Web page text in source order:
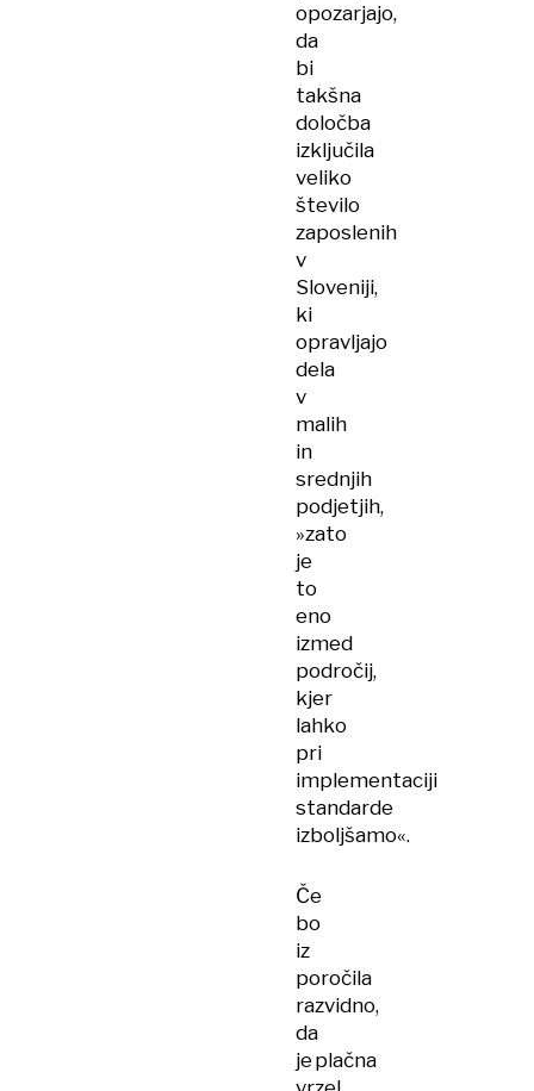
opozarjajo,
da
bi
takšna
določba
izključila
veliko
število
zaposlenih
v
Sloveniji,
ki
opravljajo
dela
v
malih
in
srednjih
podjetjih,
»zato
je
to
eno
izmed
področij,
kjer
lahko
pri
implementaciji
standarde
izboljšamo«.
Če
bo
iz
poročila
razvidno,
da
je plačna